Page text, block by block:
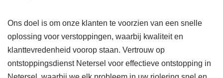
Ons doel is om onze klanten te voorzien van een snelle
oplossing voor verstoppingen, waarbij kwaliteit en
klanttevredenheid voorop staan. Vertrouw op
ontstoppingsdienst Netersel voor effectieve ontstopping in